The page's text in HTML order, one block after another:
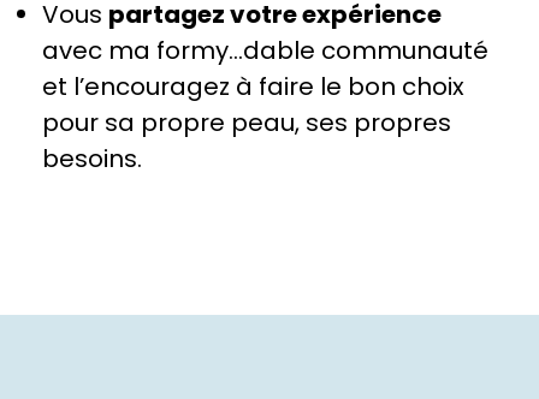
Vous partagez votre expérience
avec ma formy…dable communauté
et l’encouragez à faire le bon choix
pour sa propre peau, ses propres
besoins.